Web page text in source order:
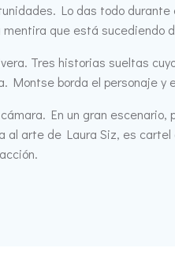
Lo das todo
que está sucediendo
Tres historias sueltas
Montse borda el personaje
En un gran escenario,
arte de Laura Siz, es cartel